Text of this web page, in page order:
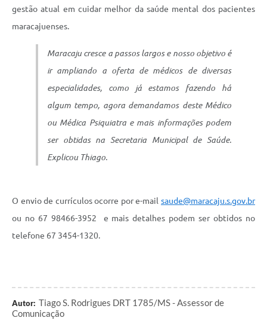
gestão atual em cuidar melhor da saúde mental dos pacientes
maracajuenses.
Maracaju cresce a passos largos e nosso objetivo é
ir ampliando a oferta de médicos de diversas
especialidades, como já estamos fazendo há
algum tempo, agora demandamos deste Médico
ou Médica Psiquiatra e mais informações podem
ser obtidas na Secretaria Municipal de Saúde.
Explicou Thiago.
O envio de currículos ocorre por e-mail saude@maracaju.s.gov.br
ou no 67 98466-3952 e mais detalhes podem ser obtidos no
telefone 67 3454-1320.
Autor: Tiago S. Rodrigues DRT 1785/MS - Assessor de
Comunicação